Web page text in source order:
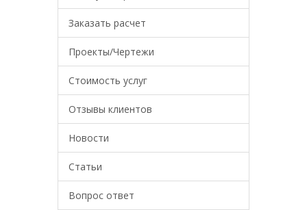
Заказать расчет
Проекты/Чертежи
Стоимость услуг
Отзывы клиентов
Новости
Статьи
Вопрос ответ